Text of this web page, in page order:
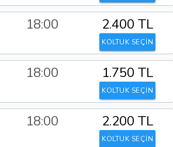
18:00 2.400 TL
KOLTUK SEÇİN
18:00 1.750 TL
KOLTUK SEÇİN
18:00 2.200 TL
KOLTUK SEÇİN